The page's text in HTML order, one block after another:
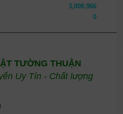
3,008,966
0
TƯỜNG THUẬN
Uy Tín - Chất lượng